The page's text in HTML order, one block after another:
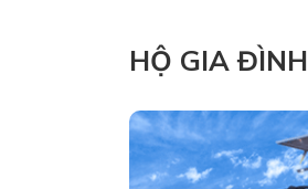
HỘ GIA ĐÌNH